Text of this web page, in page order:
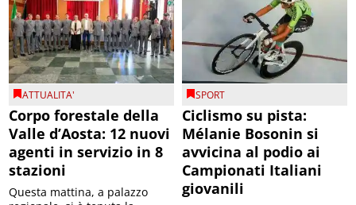
ATTUALITA'
Corpo forestale della
Valle d’Aosta: 12 nuovi
agenti in servizio in 8
stazioni
Questa mattina, a palazzo
SPORT
Ciclismo su pista:
Mélanie Bosonin si
avvicina al podio ai
Campionati Italiani
giovanili